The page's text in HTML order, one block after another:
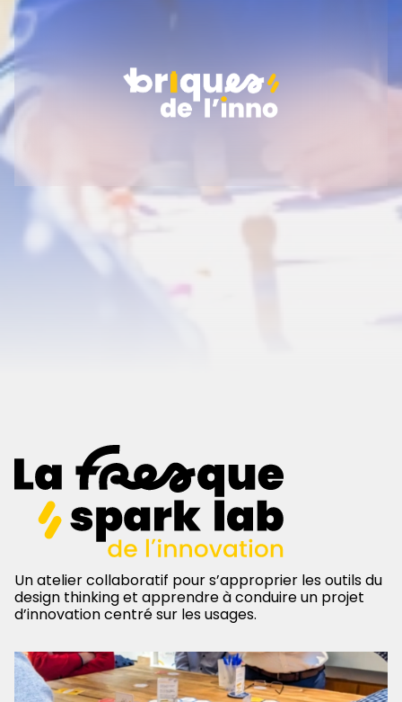
Un atelier collaboratif pour s’approprier les outils du
design thinking et apprendre à conduire un projet
d’innovation centré sur les usages.